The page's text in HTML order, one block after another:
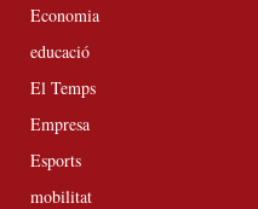
Economia
educació
El Temps
Empresa
Esports
mobilitat